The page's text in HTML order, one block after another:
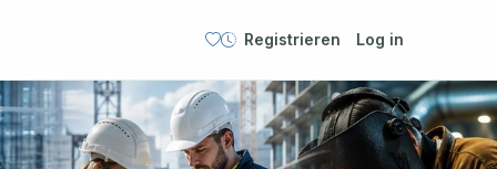
Registrieren Log in